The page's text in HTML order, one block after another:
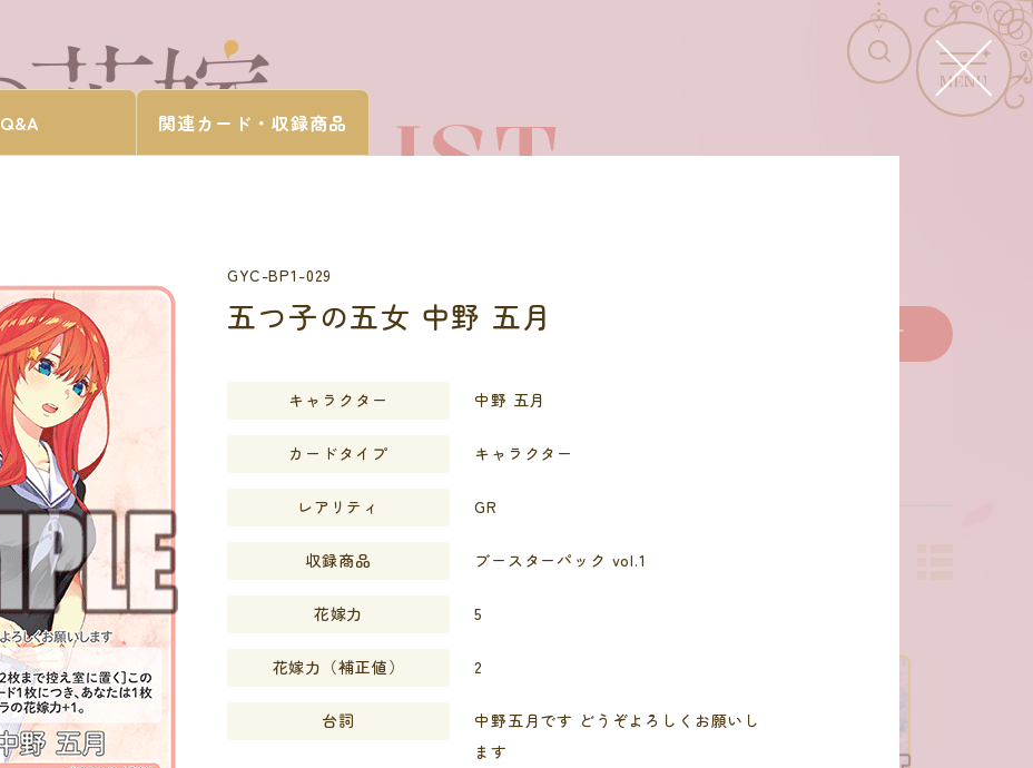
MENU
CARD LIST
商品を選びなおす
Q&A 関連カード・ 収録商品
GYC-BP1-029
五つ子の五女 中野 五月
キャラクター 中野 五月
カードタイプ キャラクター
レアリティ GR
収録商品 ブースターパック vol.1
花嫁力 5
花嫁力 （補正値） 2
台詞
中野五月です どうぞよろしくお願いし
ます